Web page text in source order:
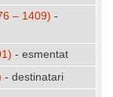
– 1409) -
- esmentat
- destinatari